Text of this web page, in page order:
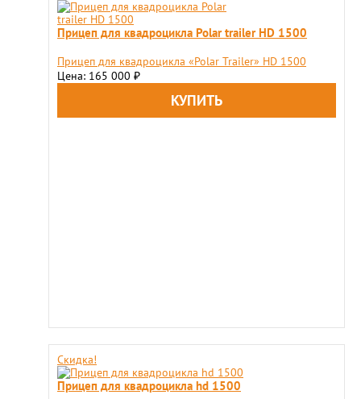
Прицеп для квадроцикла Polar trailer HD 1500
Прицеп для квадроцикла «Polar Trailer» HD 1500
Цена: 165 000 ₽
Скидка!
Прицеп для квадроцикла hd 1500